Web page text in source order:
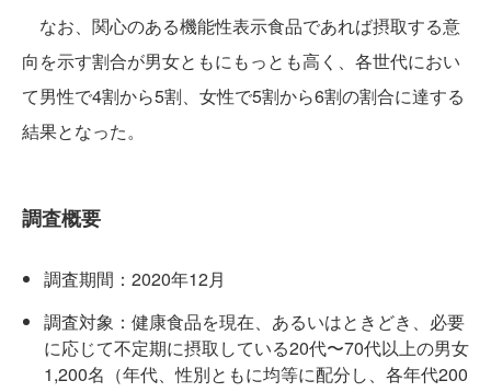
なお、関心のある機能性表示食品であれば摂取する意
向を示す割合が男女ともにもっとも高く、各世代におい
て男性で4割から5割、女性で5割から6割の割合に達する
結果となった。
調査概要
調査期間：2020年12月
調査対象：健康食品を現在、あるいはときどき、必要
に応じて不定期に摂取している20代〜70代以上の男女
1,200名（年代、性別ともに均等に配分し、各年代200